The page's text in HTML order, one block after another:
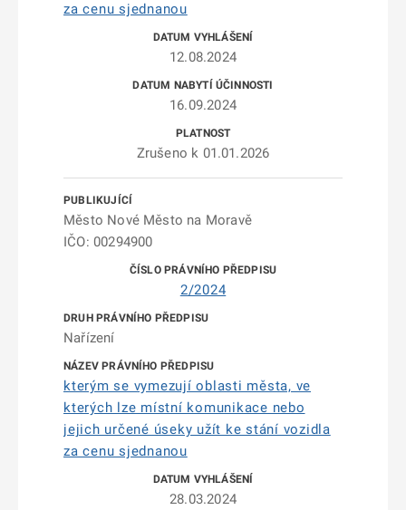
za cenu sjednanou
12.08.2024
16.09.2024
Zrušeno k 01.01.2026
Město Nové Město na Moravě
IČO: 00294900
2/2024
Nařízení
kterým se vymezují oblasti města, ve
kterých lze místní komunikace nebo
jejich určené úseky užít ke stání vozidla
za cenu sjednanou
28.03.2024